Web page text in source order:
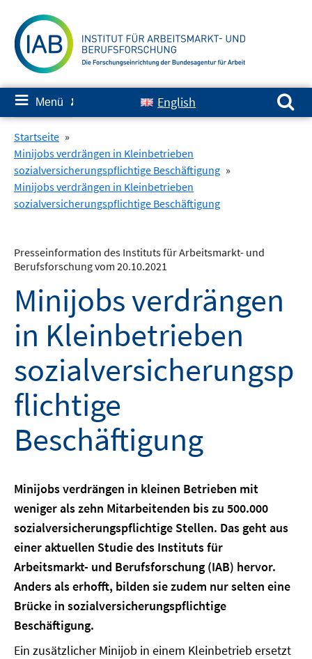
zum
Inhalt
≡ Menü ✘ English
Suchen nach:
Startseite »
Minijobs verdrängen in Kleinbetrieben
sozialversicherungspflichtige Beschäftigung »
Minijobs verdrängen in Kleinbetrieben
sozialversicherungspflichtige Beschäftigung
Presseinformation des Instituts für Arbeitsmarkt- und
Berufsforschung vom 20.10.2021
Minijobs verdrängen
in Kleinbetrieben
sozialversicherungsp
flichtige
Beschäftigung
Minijobs verdrängen in kleinen Betrieben mit
weniger als zehn Mitarbeitenden bis zu 500.000
sozialversicherungspflichtige Stellen. Das geht aus
einer aktuellen Studie des Instituts für
Arbeitsmarkt- und Berufsforschung (IAB) hervor.
Anders als erhofft, bilden sie zudem nur selten eine
Brücke in sozialversicherungspflichtige
Beschäftigung.
Ein zusätzlicher Minijob in einem Kleinbetrieb ersetzt